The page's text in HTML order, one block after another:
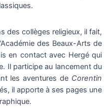
des collèges religieux, il fait,
des Beaux-Arts de
en contact avec Hergé qui
Il participe au lancement du
les aventures de Corentin
il apporte à ses pages une